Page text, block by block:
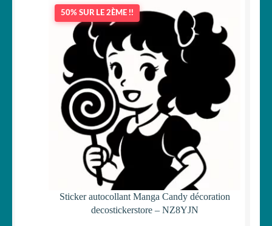
50% SUR LE 2ÈME !!
Sticker autocollant Manga Candy décoration
decostickerstore – NZ8YJN